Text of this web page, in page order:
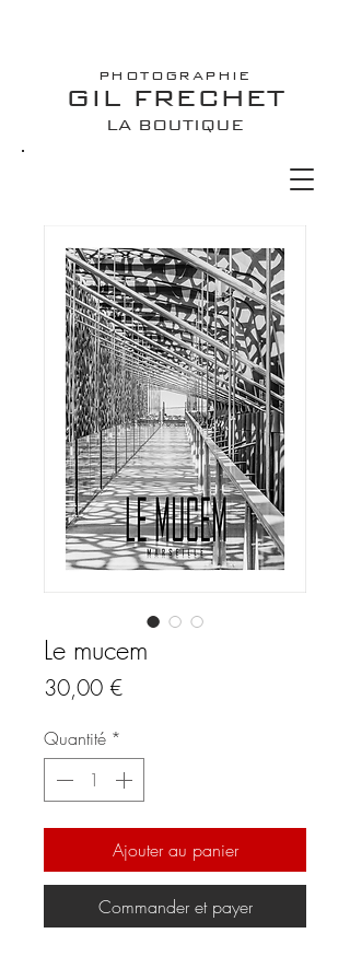
PHOTOGRAPHIE
GIL FRECHET
LA BOUTIQUE
Le mucem
30,00 €Prix
Quantité *
Ajouter au panier
Commander et payer